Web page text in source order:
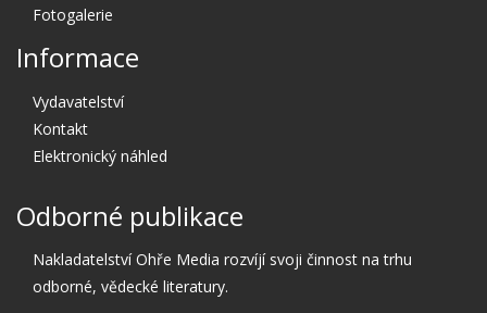
Fotogalerie
Informace
Vydavatelství
Kontakt
Elektronický náhled
Odborné publikace
Nakladatelství Ohře Media rozvíjí svoji činnost na trhu
odborné, vědecké literatury.